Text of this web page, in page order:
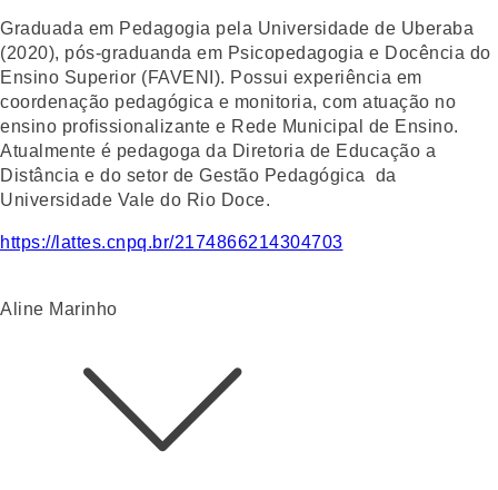
Graduada em Pedagogia pela Universidade de Uberaba
(2020), pós-graduanda em Psicopedagogia e Docência do
Ensino Superior (FAVENI). Possui experiência em
coordenação pedagógica e monitoria, com atuação no
ensino profissionalizante e Rede Municipal de Ensino.
Atualmente é pedagoga da Diretoria de Educação a
Distância e do setor de Gestão Pedagógica da
Universidade Vale do Rio Doce.
https://lattes.cnpq.br/2174866214304703
Aline Marinho